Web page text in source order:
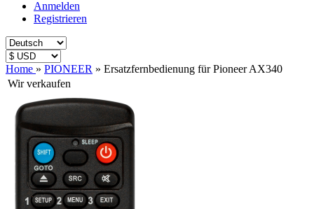
Anmelden
Registrieren
Home » PIONEER » Ersatzfernbedienung für Pioneer AX340
Wir verkaufen